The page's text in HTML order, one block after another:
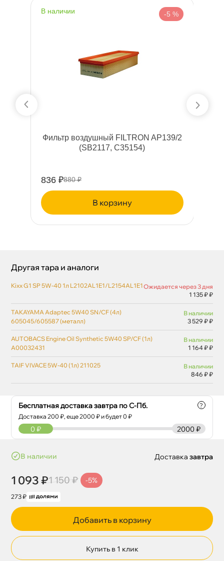
наличии -5 %
Фильтр воздушный FILTRON AP139/2
(SB2117, C35154)
836 ₽880 ₽
корзину
Бесплатная доставка завтра по С-Пб.
Доставка200 ₽, еще2000 ₽ и будет 0 ₽
?
2000 ₽
0 ₽
наличии
1 093 ₽1 150 ₽ -5%
273 ₽
Доставка завтра
Добавить в корзину
Купить в 1 клик
Другая тара и аналоги
Kixx G1 SP 5W-40 1л L2102AL1E1/L2154AL1E1Ожидается через 3 дня
1 135 ₽ ₽
TAKAYAMA Adaptec 5W40 SN/CF (4л)
605045/605587 (металл)
наличии
3 529 ₽ ₽
AUTOBACS Engine Oil Synthetic 5W40 SP/CF (1л)
A00032431
наличии
1 164 ₽ ₽
TAIF VIVACE 5W-40 (1л) 211025
наличии
846 ₽ ₽